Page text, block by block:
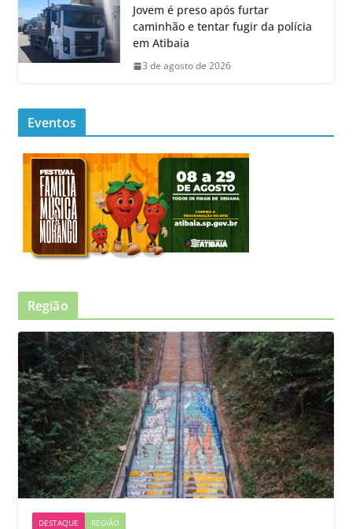
Jovem é preso após furtar
caminhão e tentar fugir da polícia
em Atibaia
3 de agosto de 2026
Eventos
Região
DESTAQUE REGIÃO